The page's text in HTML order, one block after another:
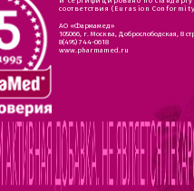
соответствия (Eurasion
АО «Фармамед»
105066, г. Москва, Доброслободская, 8
8(495) 744-0618
www.pharmamed.ru